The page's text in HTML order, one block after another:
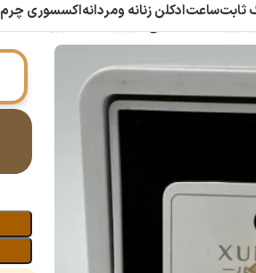
ثابتساعتادکلن زنانه ومردانهاکسسوری چرم
حلقه ای طرح دار رنگ ثابت ژوپینگ